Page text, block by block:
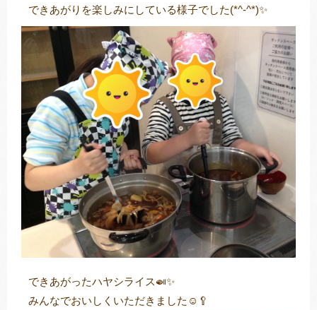
できあがりを楽しみにしている様子でした(*^-^*)✨
できあがったハヤシライス🍛✨
みんなでおいしくいただきました☺🥄